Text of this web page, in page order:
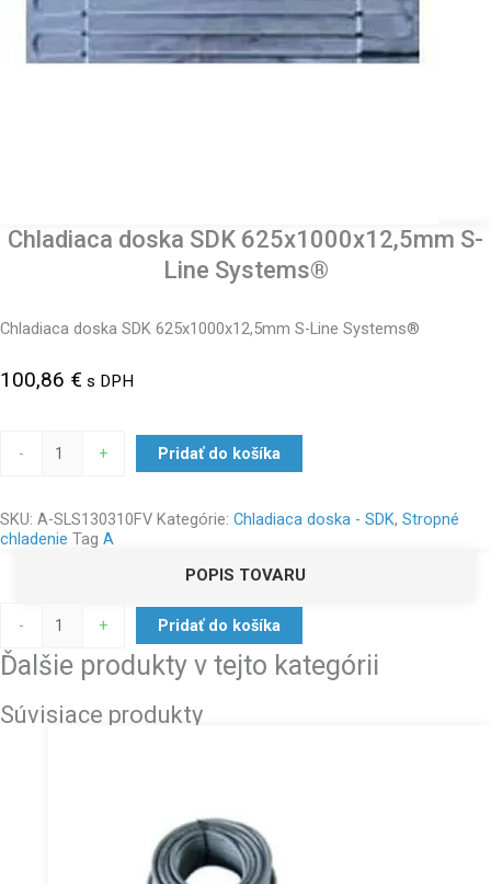
Chladiaca doska SDK 625x1000x12,5mm S-
Line Systems®
Chladiaca doska SDK 625x1000x12,5mm S-Line Systems®
100,86 € s DPH
- + Pridať do košíka
SKU: A-SLS130310FV Kategórie: Chladiaca doska - SDK, Stropné
chladenie Tag A
POPIS TOVARU
- + Pridať do košíka
Ďalšie produkty v tejto kategórii
Súvisiace produkty